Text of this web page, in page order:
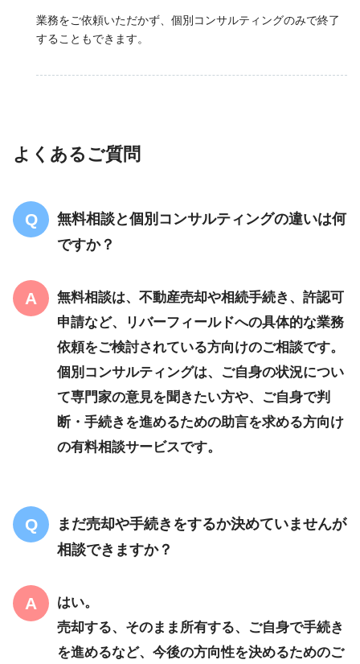
業務をご依頼いただかず、個別コンサルティングのみで終了
することもできます。
よくあるご質問
無料相談と個別コンサルティングの違いは何
ですか？
無料相談は、不動産売却や相続手続き、許認可
申請など、リバーフィールドへの具体的な業務
依頼をご検討されている方向けのご相談です。
個別コンサルティングは、ご自身の状況につい
て専門家の意見を聞きたい方や、ご自身で判
断・手続きを進めるための助言を求める方向け
の有料相談サービスです。
まだ売却や手続きをするか決めていませんが
相談できますか？
はい。
売却する、そのまま所有する、ご自身で手続き
を進めるなど、今後の方向性を決めるためのご